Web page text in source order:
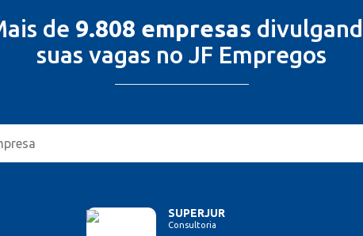
de 9.808 empresas
suas vagas no JF Empregos
SUPERJUR
Consultoria